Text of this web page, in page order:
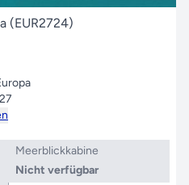
(EUR2724)
Meerblickkabine
Nicht verfügbar